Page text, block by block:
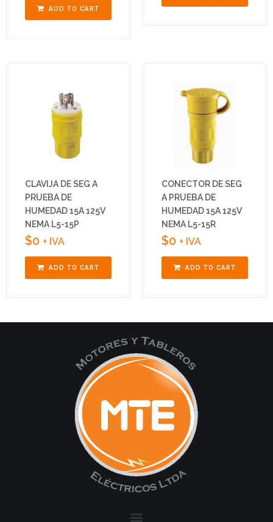
ADD TO CART
CLAVIJA DE SEG A
PRUEBA DE
HUMEDAD 15A 125V
NEMA L5-15P
$0 + IVA
ADD TO CART
CONECTOR DE SEG
A PRUEBA DE
HUMEDAD 15A 125V
NEMA L5-15R
$0 + IVA
ADD TO CART